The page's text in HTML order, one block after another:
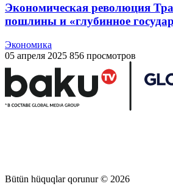
Экономическая революция
пошлины и «глубинное
Экономика
05 апреля 2025 856 просмотров
Bütün hüquqlar qorunur © 2026